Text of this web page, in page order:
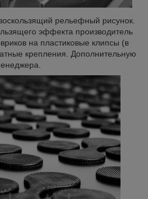
рельефный рисунок.
эффекта производитель
на пластиковые клипсы (в
крепления. Дополнительную